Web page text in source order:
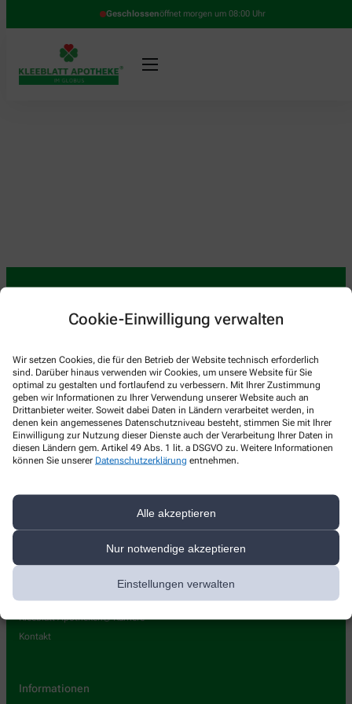
Cookie-Einwilligung verwalten
Wir setzen Cookies, die für den Betrieb der Website technisch erforderlich
sind. Darüber hinaus verwenden wir Cookies, um unsere Website für Sie
optimal zu gestalten und fortlaufend zu verbessern. Mit Ihrer Zustimmung
geben wir Informationen zu Ihrer Verwendung unserer Website auch an
Drittanbieter weiter. Soweit dabei Daten in Ländern verarbeitet werden, in
denen kein angemessenes Datenschutzniveau besteht, stimmen Sie mit Ihrer
Einwilligung zur Nutzung dieser Dienste auch der Verarbeitung Ihrer Daten in
diesen Ländern gem. Artikel 49 Abs. 1 lit. a DSGVO zu. Weitere Informationen
können Sie unserer Datenschutzerklärung entnehmen.
Alle akzeptieren
Nur notwendige akzeptieren
Einstellungen verwalten
Geschlossenöffnet morgen um 08:00 Uhr
Kleeblatt Apotheke im Globus
Höhenhöfe 19 ,47918 Tönisvorst
+49-2151-1500931
+49-2151-1501246
toenisvorst@kleeblatt-apotheken.de
Kleeblatt Apotheken® APP
Kleeblatt Apotheken - Angebote
Kleeblatt Apotheken® Karriere
Kontakt
Informationen